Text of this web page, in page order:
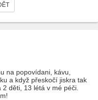
na popovídani, kávu,
a když přeskočí jiskra tak
2 děti, 13 létá v mé péči.